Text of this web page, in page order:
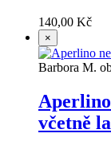
140,00 Kč
×
Barbora M.
včetně